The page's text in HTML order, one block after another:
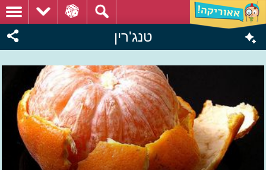
טנג'רין